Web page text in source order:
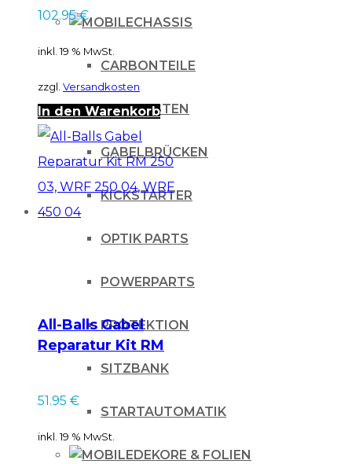
CHASSIS
CARBONTEILE
FUSSRASTEN
GABELBRÜCKEN
KICKSTARTER
OPTIK PARTS
POWERPARTS
PROTEKTION
SITZBANK
STARTAUTOMATIK
DEKORE & FOLIEN
102.95€
inkl. 19 % MwSt.
zzgl. Versandkosten
In den Warenkorb
All-Balls Gabel
Reparatur Kit RM
250 03, WRF 250 04,
51.95 €
inkl. 19 % MwSt.